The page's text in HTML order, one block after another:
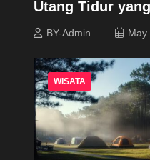
Utang Tidur yang
BY-Admin May
WISATA